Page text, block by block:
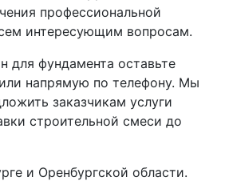
профессиональной
интересующим вопросам.
для фундамента оставьте
напрямую по телефону. Мы
заказчикам услуги
строительной смеси до
и Оренбургской области.